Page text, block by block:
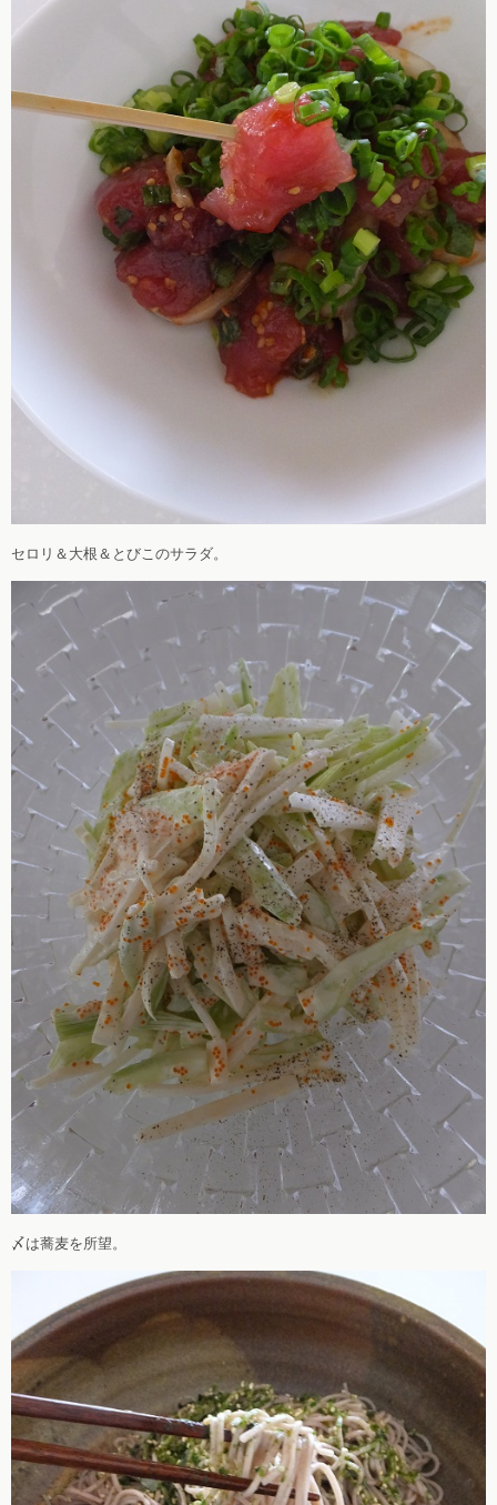
セロリ＆大根＆とびこのサラダ。
〆は蕎麦を所望。